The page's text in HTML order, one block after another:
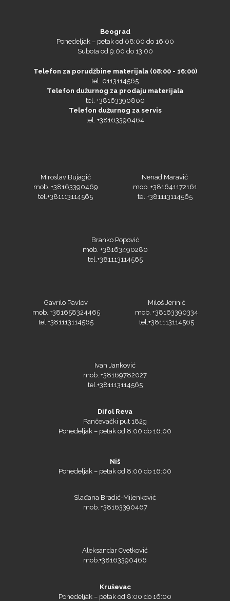
Beograd
Ponedeljak – petak od 08:00 do 16:00
Subota od 9:00 do 13:00
Telefon za porudžbine materijala (08:00 - 16:00)
tel. 0113114565
Telefon dužurnog za prodaju materijala
tel. +38163390800
Telefon dužurnog za servis
tel. +38163390464
Miroslav Bujagić
mob. +38163390469
tel.+381113114565
Nenad Maravić
mob. +381641172161
tel.+381113114565
Branko Popović
mob. +38163490280
tel.+381113114565
Gavrilo Pavlov
mob. +381658324465
tel.+381113114565
Miloš Jerinić
mob. +38163390334
tel.+381113114565
Ivan Janković
mob. +38169782027
tel.+381113114565
Difol Reva
Pančevački put 182g
Ponedeljak – petak od 8:00 do 16:00
Niš
Ponedeljak – petak od 8:00 do 16:00
Slađana Bradić-Milenković
mob. +38163390467
Aleksandar Cvetković
mob.+38163390466
Kruševac
Ponedeljak – petak od 8:00 do 16:00